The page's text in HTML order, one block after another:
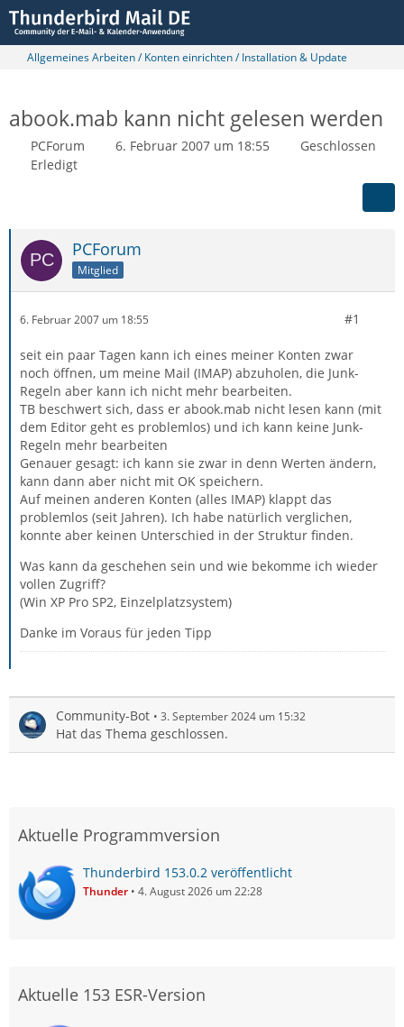
Allgemeines Arbeiten / Konten einrichten / Installation & Update
abook.mab kann nicht gelesen werden
PCForum 6. Februar 2007 um 18:55
Geschlossen
Erledigt
PCForum
Mitglied
6. Februar 2007 um 18:55 #1
seit ein paar Tagen kann ich eines meiner Konten zwar
noch öffnen, um meine Mail (IMAP) abzuholen, die Junk-
Regeln aber kann ich nicht mehr bearbeiten.
TB beschwert sich, dass er abook.mab nicht lesen kann (mit
dem Editor geht es problemlos) und ich kann keine Junk-
Regeln mehr bearbeiten
Genauer gesagt: ich kann sie zwar in denn Werten ändern,
kann dann aber nicht mit OK speichern.
Auf meinen anderen Konten (alles IMAP) klappt das
problemlos (seit Jahren). Ich habe natürlich verglichen,
konnte aber keinen Unterschied in der Struktur finden.
Was kann da geschehen sein und wie bekomme ich wieder
vollen Zugriff?
(Win XP Pro SP2, Einzelplatzsystem)
Danke im Voraus für jeden Tipp
Community-Bot 3. September 2024 um 15:32
Hat das Thema geschlossen.
Aktuelle Programmversion
Thunderbird 153.0.2 veröffentlicht
Thunder 4. August 2026 um 22:28
Aktuelle 153 ESR-Version